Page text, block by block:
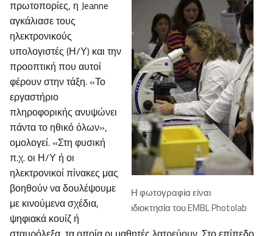
Η φωτογραφία είναι
ιδιοκτησία του EMBL Photolab
πρωτοπορίες, η Jeanne
αγκάλιασε τους
ηλεκτρονικούς
υπολογιστές (Η/Υ) και την
προοπτική που αυτοί
φέρουν στην τάξη. «Το
εργαστήριο
πληροφορικής ανυψώνει
πάντα το ηθικό όλων»,
ομολογεί. «Στη φυσική
π.χ. οι Η/Υ ή οι
ηλεκτρονικοί πίνακες μας
βοηθούν να δουλέψουμε
με κινούμενα σχέδια,
ψηφιακά κουίζ ή